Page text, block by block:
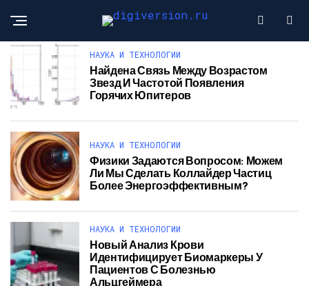
НАУКА И ТЕХНОЛОГИИ
Найдена Связь Между Возрастом
Звезд И Частотой Появления
Горячих Юпитеров
НАУКА И ТЕХНОЛОГИИ
Физики Задаются Вопросом: Можем
Ли Мы Сделать Коллайдер Частиц
Более Энергоэффективным?
НАУКА И ТЕХНОЛОГИИ
Новый Анализ Крови
Идентифицирует Биомаркеры У
Пациентов С Болезнью
Альцгеймера